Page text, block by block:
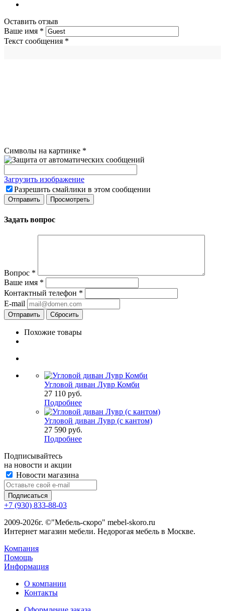
Оставить отзыв
Ваше имя *
Текст сообщения *
Символы на картинке *
Загрузить изображение
Разрешить смайлики в этом сообщении
Задать вопрос
Вопрос *
Ваше имя *
Контактный телефон *
E-mail
Сбросить
Похожие товары
Угловой диван Лувр Комби
27 110 руб.
Подробнее
Угловой диван Лувр (с кантом)
27 590 руб.
Подробнее
Подписывайтесь
на новости и акции
Новости магазина
+7 (930) 833-88-03
2009-2026г. ©"Мебель-скоро" mebel-skoro.ru
Интернет магазин мебели. Недорогая мебель в Москве.
Компания
Помощь
Информация
О компании
Контакты